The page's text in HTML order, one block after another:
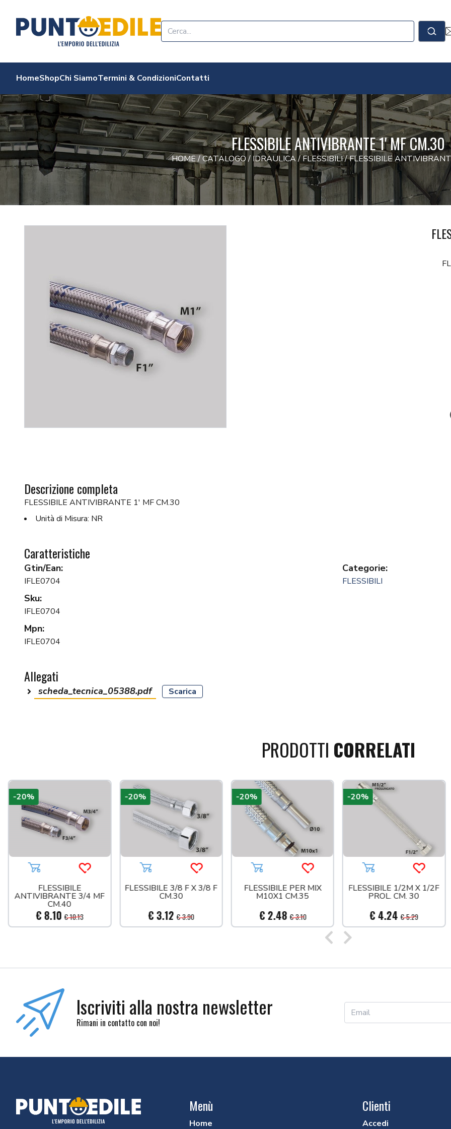
Edilizia Punto Edile
HomeShopChi SiamoTermini & CondizioniContatti
FLESSIBILE ANTIVIBRANTE 1' MF CM.30
HOME/CATALOGO/ IDRAULICA/FLESSIBILI/FLESSIBILE
Descrizione completa
FLESSIBILE ANTIVIBRANTE 1' MF CM.30
Unità di Misura: NR
Caratteristiche
Gtin/Ean:
IFLE0704
Sku:
IFLE0704
Mpn:
IFLE0704
Categorie:
FLESSIBILI
Allegati
scheda_tecnica_05388.pdf Scarica
PRODOTTI CORRELATI
più tardi
Aggiungi al carrelloAcquista più tardi
FLESSIBILE
ANTIVIBRANTE 3/4 MF
CM.40
€ 8.10 € 10.13
-20%
Aggiungi al carrelloAcquista più tardi
FLESSIBILE 3/8 F X 3/8 F
CM.30
€ 3.12 € 3.90
-20%
Aggiungi al carrelloAcquista più tardi
FLESSIBILE PER MIX
M10X1 CM.35
€ 2.48 € 3.10
-20%
Aggiungi al carrello
FLESSIBILE 1/2M X 1/2F
PROL. CM. 30
€ 4.24 € 5.29
-20%
Iscriviti alla nostra newsletter
Rimani in contatto con noi!
Menù
Home
Clienti
Accedi